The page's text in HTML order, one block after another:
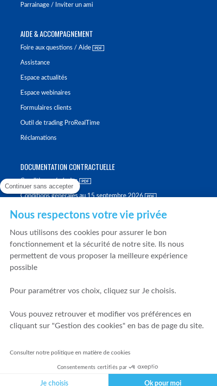
Parrainage / Inviter un ami
AIDE & ACCOMPAGNEMENT
Foire aux questions / Aide
Assistance
Espace actualités
Espace webinaires
Formulaires clients
Outil de trading ProRealTime
Réclamations
DOCUMENTATION CONTRACTUELLE
Conditions générales
Conditions générales au 15 septembre 2026
Politique de meilleure sélection
Politique de durabilité
Fonds de garantie des dépôts et de résolution
Mentions légales
Prévention de la fraude
Politique de gestion des conflits d'intérêts
Continuer sans accepter
Nous respectons votre vie privée
Nous utilisons des cookies pour assurer le bon
fonctionnement et la sécurité de notre site. Ils nous
permettent de vous proposer la meilleure expérience
possible
Pour paramétrer vos choix, cliquez sur Je choisis.
Vous pouvez retrouver et modifier vos préférences en
cliquant sur "Gestion des cookies" en bas de page du site.
Consulter notre politique en matière de cookies
Consentements certifiés par
Je choisis Ok pour moi